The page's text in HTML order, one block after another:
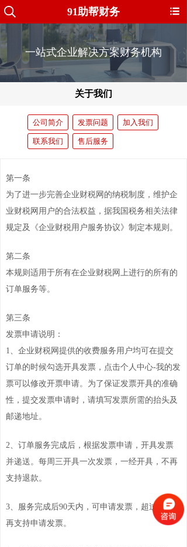
一站式企业解决方案财务机构
关于我们
公司简介 发票问题 加入我们
联系我们 售后服务
第一条
为了进一步完善企业财税网的纳税制度，维护企
业财税网用户的合法权益，据我国税务相关法律
规定及《企业财税用户服务协议》制定本规则。
第二条
本规则适用于所有在企业财税网上进行的所有的
订单服务等。
第三条
发票申请说明：
1、企业财税网提供的收费服务用户均可在提交
订单的时候勾选开具发票，点击个人中心-我的发
票可以修改开票申请。为了保证发票开具的准确
性，提交发票申请时，请填写发票所需的抬头及
邮递地址。
2、订单服务完成后，根据发票申请，开具发票
并递送。每周三开具一次发票，一经开具，不再
支持退款。
3、服务完成后90天内，可申请发票，超过后不
再支持申请发票。
91助帮财务